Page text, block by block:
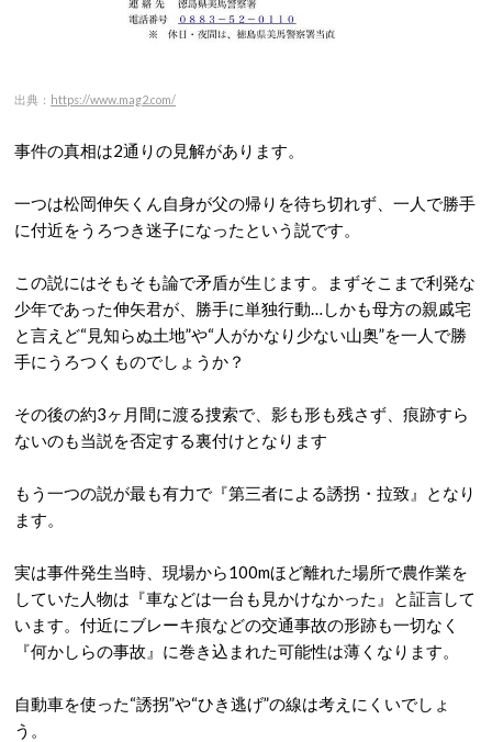
出典： https://www.mag2.com/
事件の真相は2通りの見解があります。
一つは松岡伸矢くん自身が父の帰りを待ち切れず、一人で勝手
に付近をうろつき迷子になったという説です。
この説にはそもそも論で矛盾が生じます。まずそこまで利発な
少年であった伸矢君が、勝手に単独行動…しかも母方の親戚宅
と言えど“見知らぬ土地”や“人がかなり少ない山奥”を一人で勝
手にうろつくものでしょうか？
その後の約3ヶ月間に渡る捜索で、影も形も残さず、痕跡すら
ないのも当説を否定する裏付けとなります
もう一つの説が最も有力で『第三者による誘拐・拉致』となり
ます。
実は事件発生当時、現場から100mほど離れた場所で農作業を
していた人物は『車などは一台も見かけなかった』と証言して
います。付近にブレーキ痕などの交通事故の形跡も一切なく
『何かしらの事故』に巻き込まれた可能性は薄くなります。
自動車を使った“誘拐”や“ひき逃げ”の線は考えにくいでしょ
う。